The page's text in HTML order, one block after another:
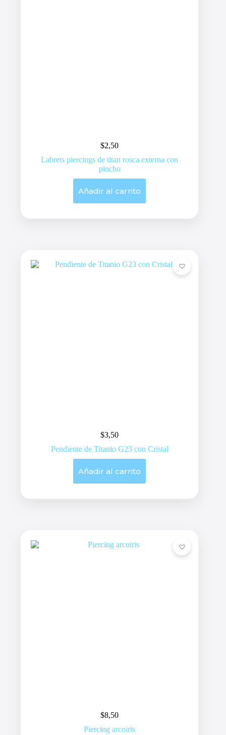
$2,50
Labrets piercings de titan rosca externa con
pincho
Añadir al carrito
$3,50
Pendiente de Titanio G23 con Cristal
Añadir al carrito
$8,50
Piercing arcoiris